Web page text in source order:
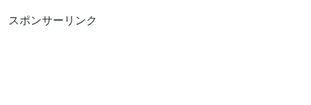
スポンサーリンク